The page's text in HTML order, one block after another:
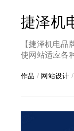
捷泽机
【捷泽机电
使网站适应各
作品 / 网站设计 /